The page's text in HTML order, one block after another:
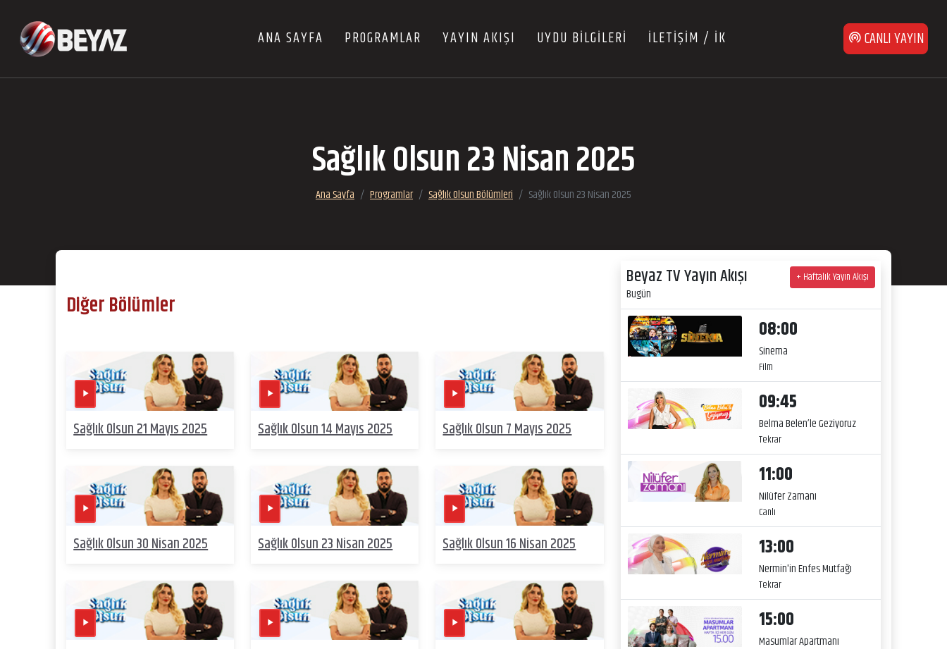
ANA SAYFA PROGRAMLAR YAYIN AKIŞI UYDU BİLGİLERİ İLETİŞİM / İK CANLI YAYIN
Sağlık Olsun 23 Nisan 2025
Ana Sayfa Programlar Sağlık Olsun Bölümleri Sağlık Olsun 23 Nisan 2025
Diğer Bölümler
Sağlık Olsun 21 Mayıs 2025 Sağlık Olsun 14 Mayıs 2025 Sağlık Olsun 7 Mayıs 2025
Sağlık Olsun 30 Nisan 2025 Sağlık Olsun 23 Nisan 2025 Sağlık Olsun 16 Nisan 2025
Beyaz TV Yayın Akışı
Bugün
+ Haftalık Yayın Akışı
08:00
Sinema
Film
09:45
Belma Belen’le Geziyoruz
Tekrar
11:00
Nilüfer Zamanı
Canlı
13:00
Nermin'in Enfes Mutfağı
Tekrar
15:00
Masumlar Apartmanı